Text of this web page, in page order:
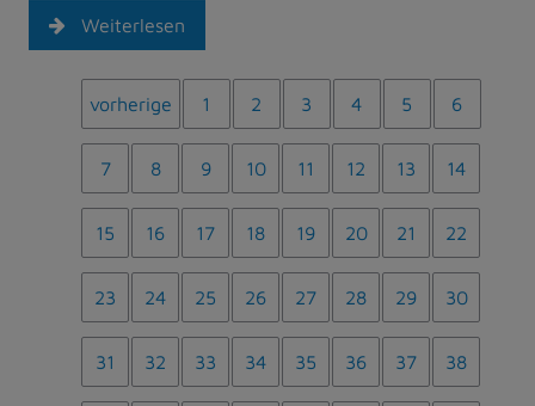
Weiterlesen
vorherige 1 2 3 4 5 6
7 8 9 10 11 12 13 14
15 16 17 18 19 20 21 22
23 24 25 26 27 28 29 30
31 32 33 34 35 36 37 38